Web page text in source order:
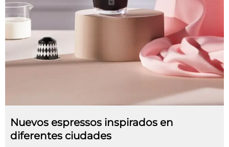
Nuevos espressos inspirados en
diferentes ciudades